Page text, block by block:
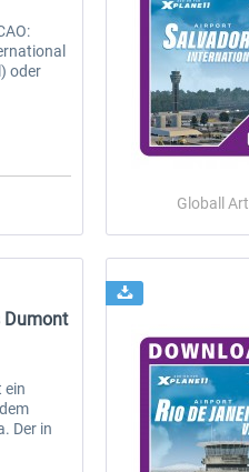
oder
Globall Art
Dumont
ein
Der in